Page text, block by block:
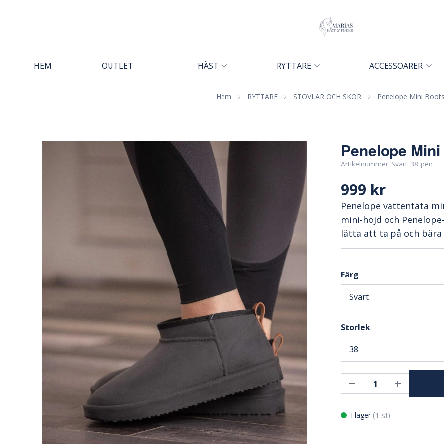
HEM OUTLET HÄST RYTTARE ACCESSOARER
Hem RYTTARE STÖVLAR OCH SKOR Penelope Mini Boots
Penelope
Artikelnummer: Svart-38-pen
999 kr
Penelope vattentäta
mini-höjd och
lätta att ta på och bära
Färg
Storlek
I lager (1 st)